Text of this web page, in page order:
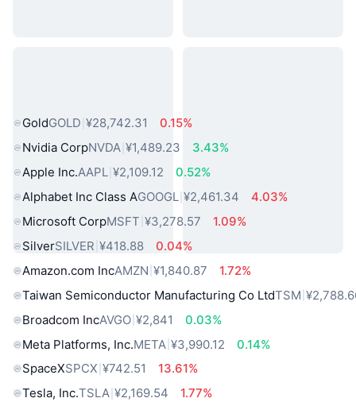
GoldGOLD ¥28,742.31
0.15%
Nvidia CorpNVDA ¥1,489.23
3.43%
Apple Inc.AAPL ¥2,109.12
0.52%
Alphabet Inc Class AGOOGL ¥2,461.34
4.03%
Microsoft CorpMSFT ¥3,278.57
1.09%
SilverSILVER ¥418.88
0.04%
Amazon.com IncAMZN ¥1,840.87
1.72%
Taiwan Semiconductor Manufacturing Co LtdTSM
Broadcom IncAVGO ¥2,841
0.03%
Meta Platforms, Inc.META ¥3,990.12
0.14%
SpaceXSPCX ¥742.51
13.61%
Tesla, Inc.TSLA ¥2,169.54
1.77%